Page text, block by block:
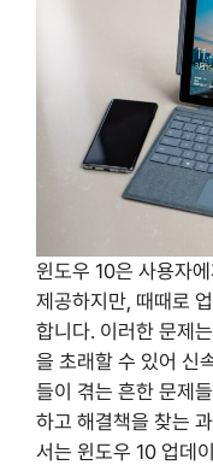
윈도우 10은 사용자
제공하지만, 때때로
합니다. 이러한 문제
을 초래할 수 있어 신
들이 겪는 흔한 문제
하고 해결책을 찾는
서는 윈도우 10 업데